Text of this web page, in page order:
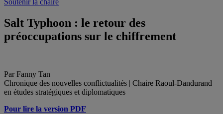
Soutenir la chaire
Salt Typhoon : le retour des
préoccupations sur le chiffrement
Par Fanny Tan
Chronique des nouvelles conflictualités | Chaire Raoul-Dandurand
en études stratégiques et diplomatiques
Pour lire la version PDF